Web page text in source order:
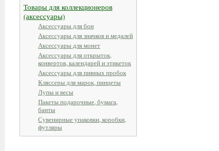
Товары для коллекционеров
(аксессуары)
Аксессуары для бон
Аксессуары для значков и медалей
Аксессуары для монет
Аксессуары для открыток,
конвертов, календарей и этикеток
Аксессуары для пивных пробок
Кляссеры для марок, пинцеты
Лупы и весы
Пакеты подарочные, бумага,
банты
Сувенирные упаковки, коробки,
футляры